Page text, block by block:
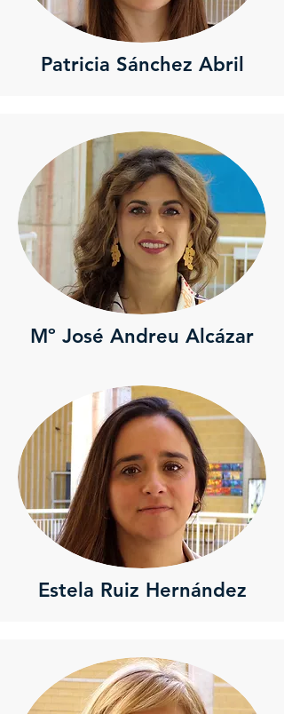
Patricia Sánchez Abril
Mº José Andreu Alcázar
Estela Ruiz Hernández